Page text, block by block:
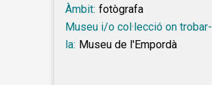
Àmbit: fotògrafa
Museu i/o col·lecció on trobar-
la: Museu de l'Empordà